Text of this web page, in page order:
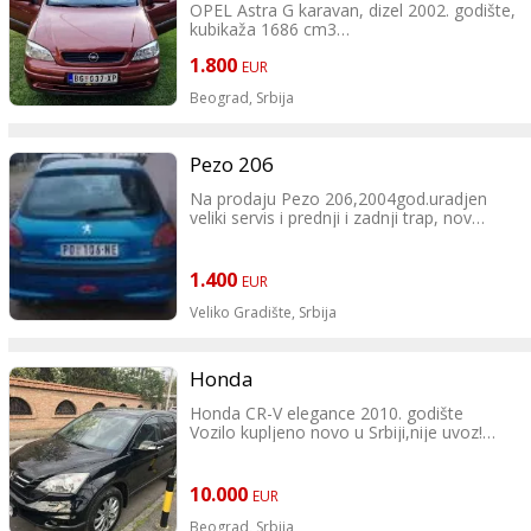
OPEL Astra G karavan, dizel 2002. godište,
kubikaža 1686 cm3
Prešao 207000 km Snaga motora 55/75
kW/KS Euto 4, Registrovan do 4.2027.
I pločice su nove. Mehanički bespekoran,
Alu felne za letnje gume, a zimske obične
Ima servisnu knjižicu.
Cena: 1800 €
Simo Mamula, Jakovo/Beograd
1.800 EUR
Beograd, Srbija
Pezo 206
Na prodaju Pezo 206,2004god.uradjen
veliki servis i prednji i zadnji trap, nov
069750069.
1.400 EUR
Veliko Gradište, Srbija
Honda
Honda CR-V elegance 2010. godište
Vozilo kupljeno novo u Srbiji,nije uvoz!
u inostranstvo.
iskljucivo keš,zamene me ne zanimaju
10.000 EUR
Beograd, Srbija